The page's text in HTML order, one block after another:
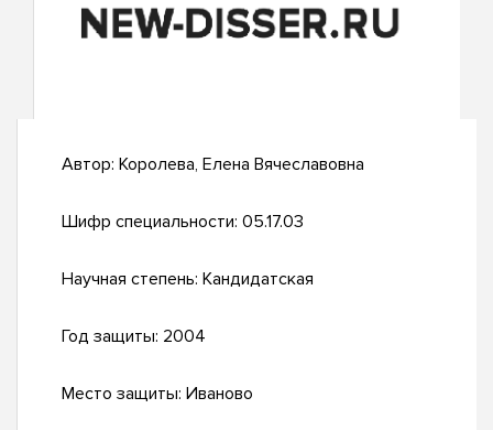
Автор: Королева, Елена Вячеславовна
Шифр специальности: 05.17.03
Научная степень: Кандидатская
Год защиты: 2004
Место защиты: Иваново